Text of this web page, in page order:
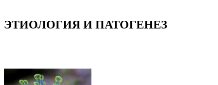
ЭТИОЛОГИЯ И ПАТОГЕНЕЗ